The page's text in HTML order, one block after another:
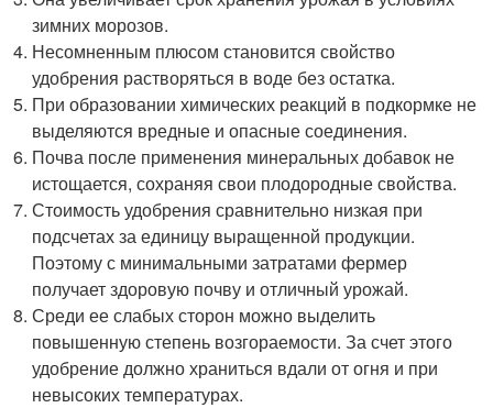
зимних морозов.
Несомненным плюсом становится свойство
удобрения растворяться в воде без остатка.
При образовании химических реакций в подкормке не
выделяются вредные и опасные соединения.
Почва после применения минеральных добавок не
истощается, сохраняя свои плодородные свойства.
Стоимость удобрения сравнительно низкая при
подсчетах за единицу выращенной продукции.
Поэтому с минимальными затратами фермер
получает здоровую почву и отличный урожай.
Среди ее слабых сторон можно выделить
повышенную степень возгораемости. За счет этого
удобрение должно храниться вдали от огня и при
невысоких температурах.